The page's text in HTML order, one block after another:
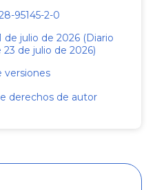
95145-2-0
julio de 2026 (Diario
23 de julio de 2026)
versiones
derechos de autor